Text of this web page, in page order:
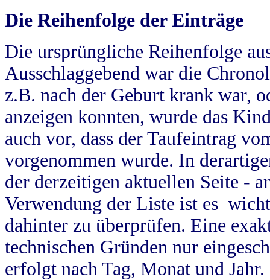
Die Reihenfolge der Einträge
Die ursprüngliche Reihenfolge
Ausschlaggebend war die
z.B. nach der Geburt krank war,
anzeigen konnten, wurde das
auch vor, dass der Taufeintrag
vorgenommen wurde. In
der derzeitigen aktuellen Seite -
Verwendung der Liste ist es
dahinter zu überprüfen. Eine
technischen Gründen nur
erfolgt nach Tag, Monat und Jahr.